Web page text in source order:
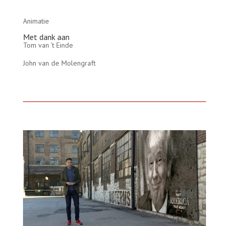
Animatie
Met dank aan
Tom van ‘t Einde
John van de Molengraft